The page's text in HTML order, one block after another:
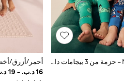
أحمر/أخضر/أزرق - Marvel - حزمة من 3 بيجامات دافئة (9 شهور-8 سنة)